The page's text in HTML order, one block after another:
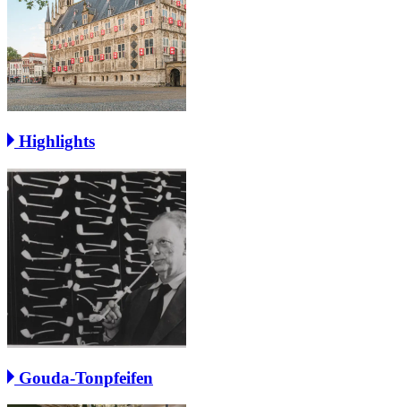
Highlights
Gouda-Tonpfeifen